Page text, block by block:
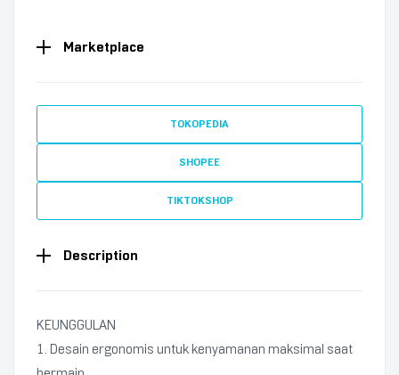
Marketplace
TOKOPEDIA
SHOPEE
TIKTOKSHOP
Description
KEUNGGULAN
1. Desain ergonomis untuk kenyamanan maksimal saat